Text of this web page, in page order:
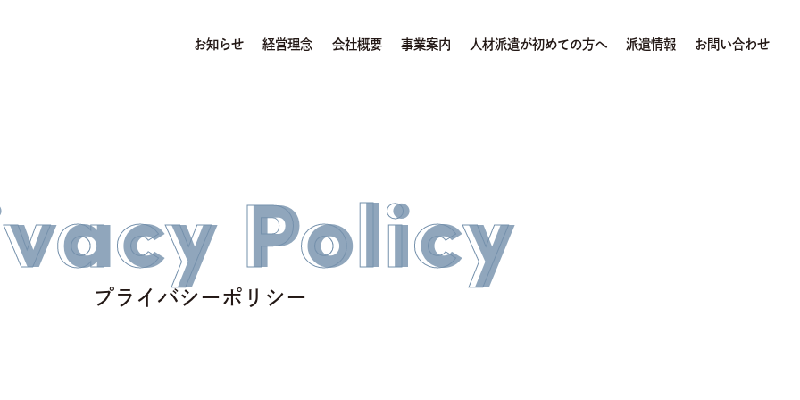
お知らせ 経営理念 会社概要 事業案内 人材派遣が初めての方へ 派遣情報 お問い合わせ
Policy
プライバシーポリシー